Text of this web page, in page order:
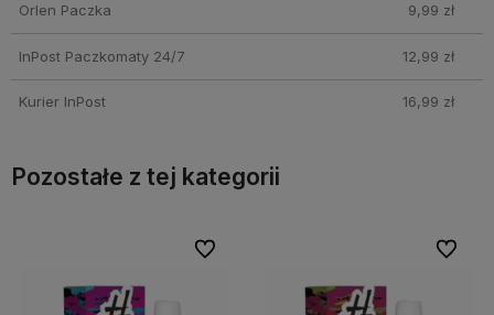
Orlen Paczka 9,99 zł
InPost Paczkomaty 24/7 12,99 zł
Kurier InPost 16,99 zł
Pozostałe z tej kategorii
Do ulubionych
Do ulubionych Do
Do